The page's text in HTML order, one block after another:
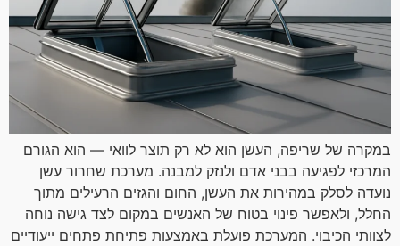
במקרה של שריפה, העשן הוא לא רק תוצר לוואי — הוא הגורם
המרכזי לפגיעה בבני אדם ולנזק למבנה. מערכת שחרור עשן
נועדה לסלק במהירות את העשן, החום והגזים הרעילים מתוך
החלל, ולאפשר פינוי בטוח של האנשים במקום לצד גישה נוחה
לצוותי הכיבוי. המערכת פועלת באמצעות פתיחת פתחים ייעודיים